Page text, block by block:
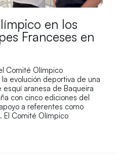
en los
Franceses en
Comité Olímpico
evolución deportiva de una
aranesa de Baqueira
con cinco ediciones del
a referentes como
El Comité Olímpico